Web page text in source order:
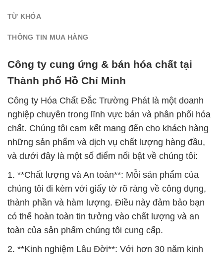
TỪ KHÓA
THÔNG TIN MUA HÀNG
Công ty cung ứng & bán hóa chất tại
Thành phố Hồ Chí Minh
Công ty Hóa Chất Đắc Trường Phát là một doanh
nghiệp chuyên trong lĩnh vực bán và phân phối hóa
chất. Chúng tôi cam kết mang đến cho khách hàng
những sản phẩm và dịch vụ chất lượng hàng đầu,
và dưới đây là một số điểm nổi bật về chúng tôi:
1. **Chất lượng và An toàn**: Mỗi sản phẩm của
chúng tôi đi kèm với giấy tờ rõ ràng về công dụng,
thành phần và hàm lượng. Điều này đảm bảo bạn
có thể hoàn toàn tin tưởng vào chất lượng và an
toàn của sản phẩm chúng tôi cung cấp.
2. **Kinh nghiệm Lâu Đời**: Với hơn 30 năm kinh